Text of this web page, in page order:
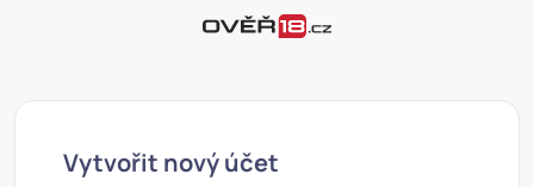
Vytvořit nový účet